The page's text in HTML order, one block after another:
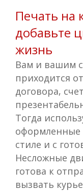
Печать на
добавьте
жизнь
Вам и вашим
приходится
договора,
Тогда
стиле и с
Несложные
готова к
вызвать